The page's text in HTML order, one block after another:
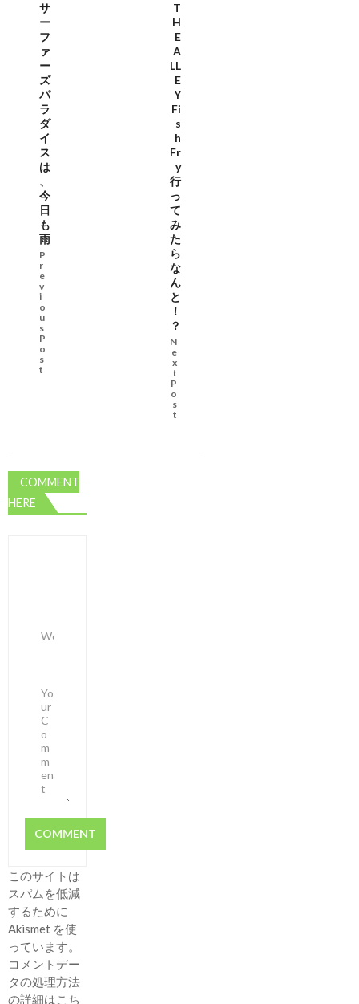
サ
ー
フ
ァ
ー
ズ
パ
ラ
ダ
イ
ス
は
、
今
日
も
雨
P
r
e
v
i
o
u
s
P
o
s
t
T
H
E
A
LL
E
Y
Fi
s
h
Fr
y
行
っ
て
み
た
ら
な
ん
と
！
？
N
e
x
t
P
o
s
t
COMMENT
HERE
このサイトは
スパムを低減
するために
Akismet を使
っています。
コメントデー
タの処理方法
の詳細はこち